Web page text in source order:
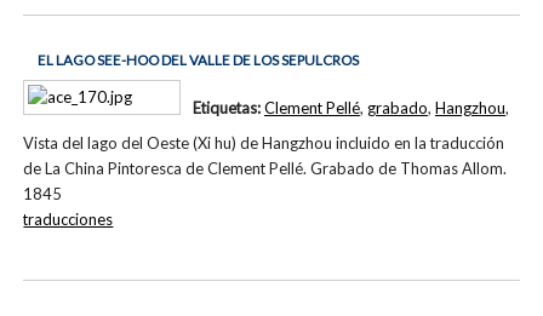
EL LAGO SEE-HOO DEL VALLE DE LOS SEPULCROS
Vista del lago del Oeste (Xi hu) de Hangzhou incluido en la traducción
de La China Pintoresca de Clement Pellé. Grabado de Thomas Allom.
1845
Etiquetas:Clement Pellé, grabado, Hangzhou,
traducciones